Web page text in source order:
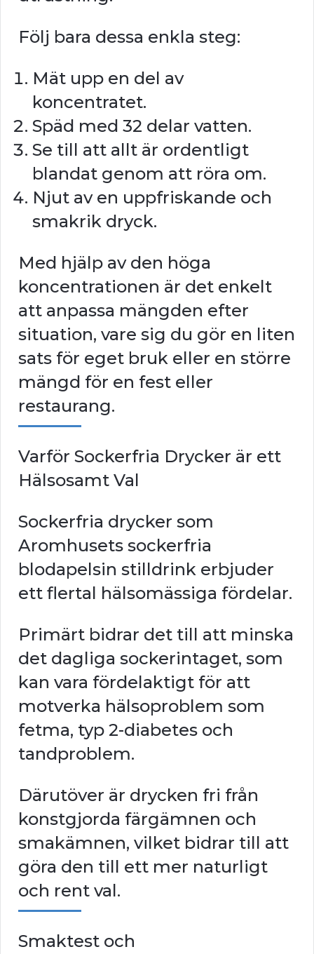
Följ bara dessa enkla steg:
Mät upp en del av
koncentratet.
Späd med 32 delar vatten.
Se till att allt är ordentligt
blandat genom att röra om.
Njut av en uppfriskande och
smakrik dryck.
Med hjälp av den höga
koncentrationen är det enkelt
att anpassa mängden efter
situation, vare sig du gör en liten
sats för eget bruk eller en större
mängd för en fest eller
restaurang.
Varför Sockerfria Drycker är ett
Hälsosamt Val
Sockerfria drycker som
Aromhusets sockerfria
blodapelsin stilldrink erbjuder
ett flertal hälsomässiga fördelar.
Primärt bidrar det till att minska
det dagliga sockerintaget, som
kan vara fördelaktigt för att
motverka hälsoproblem som
fetma, typ 2-diabetes och
tandproblem.
Därutöver är drycken fri från
konstgjorda färgämnen och
smakämnen, vilket bidrar till att
göra den till ett mer naturligt
och rent val.
Smaktest och